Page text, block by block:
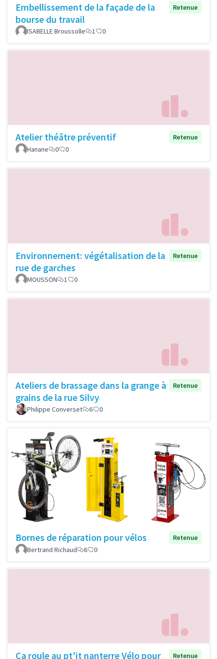
Embellissement de la façade de la
bourse du travail
Retenue
ISABELLE Broussolle 1 0
Atelier théâtre préventif
Retenue
Hanane
0 0
Environnement: végétalisation de la
rue de garches
Retenue
MOUSSON 1 0
Ateliers de brassage dans la grange à
grains de la rue Silvy
Retenue
Philippe Converset 6 0
Bornes de réparation pour vélos
Retenue
Bertrand Richaud
6 0
Ca roule au pt'it nanterre Vélo pour Retenue